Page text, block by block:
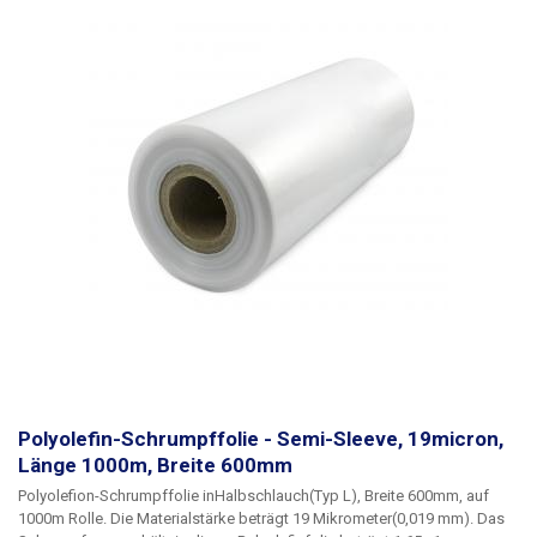
Länge: 1000 m Breite: 500mm Dicke: 19 Mikrometer (0,019
mm) Schrumpfungstemperatur: 100 - 180 °C Schrumpfungsrate: 1,65 : 1
Folienart: Polyolefin Form: halbarmig (L) Innendurchmesser der Rolle:
76mm Farbe: transparent
Polyolefin-Schrumpffolie - Semi-Sleeve, 19micron,
Länge 1000m, Breite 600mm
Polyolefion-Schrumpffolie inHalbschlauch(Typ L), Breite 600mm, auf
1000m Rolle. Die Materialstärke beträgt 19 Mikrometer(0,019 mm). Das